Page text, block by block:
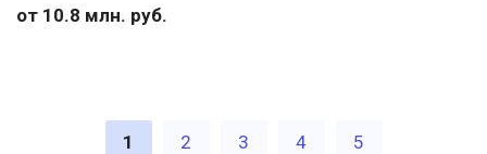
от 10.8 млн. руб.
1 2 3 4 5